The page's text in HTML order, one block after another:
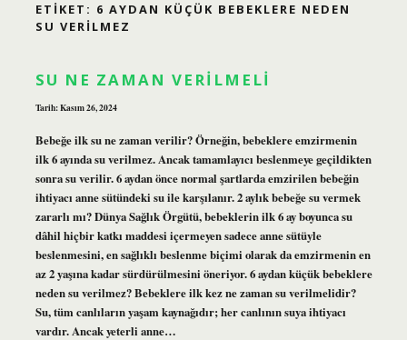
ETIKET: 6 AYDAN KÜÇÜK BEBEKLERE NEDEN
SU VERILMEZ
SU NE ZAMAN VERILMELI
Tarih: Kasım 26, 2024
Bebeğe ilk su ne zaman verilir? Örneğin, bebeklere emzirmenin
ilk 6 ayında su verilmez. Ancak tamamlayıcı beslenmeye geçildikten
sonra su verilir. 6 aydan önce normal şartlarda emzirilen bebeğin
ihtiyacı anne sütündeki su ile karşılanır. 2 aylık bebeğe su vermek
zararlı mı? Dünya Sağlık Örgütü, bebeklerin ilk 6 ay boyunca su
dâhil hiçbir katkı maddesi içermeyen sadece anne sütüyle
beslenmesini, en sağlıklı beslenme biçimi olarak da emzirmenin en
az 2 yaşına kadar sürdürülmesini öneriyor. 6 aydan küçük bebeklere
neden su verilmez? Bebeklere ilk kez ne zaman su verilmelidir?
Su, tüm canlıların yaşam kaynağıdır; her canlının suya ihtiyacı
vardır. Ancak yeterli anne…